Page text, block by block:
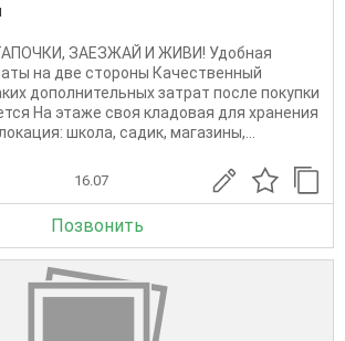
ЗАЕЗЖАЙ И ЖИВИ! Удобная
на две стороны Качественный
дополнительных затрат после покупки
На этаже своя кладовая для хранения
школа, садик, магазины,...
16.07
Позвонить